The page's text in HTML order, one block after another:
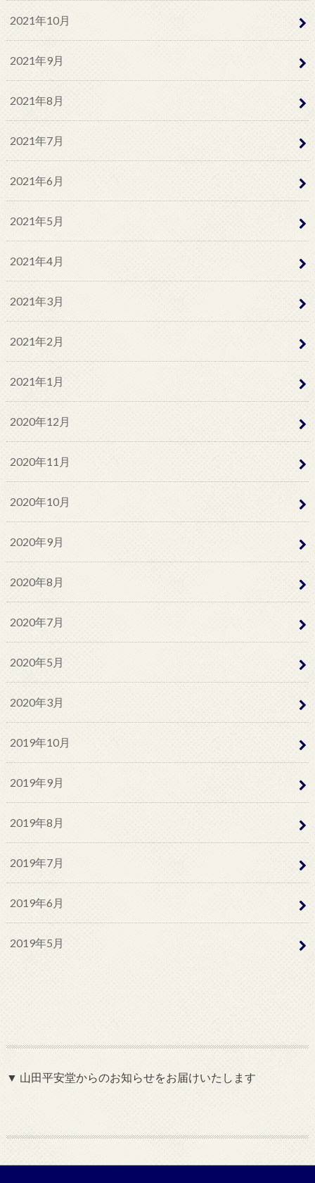
2021年10月
2021年9月
2021年8月
2021年7月
2021年6月
2021年5月
2021年4月
2021年3月
2021年2月
2021年1月
2020年12月
2020年11月
2020年10月
2020年9月
2020年8月
2020年7月
2020年5月
2020年3月
2019年10月
2019年9月
2019年8月
2019年7月
2019年6月
2019年5月
▼ 山田平安堂からのお知らせをお届けいたします